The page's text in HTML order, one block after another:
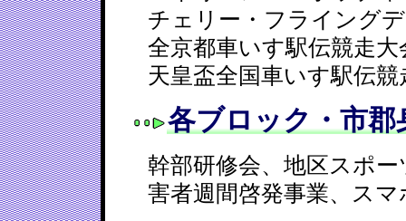
チェリー・フライング
全京都車いす駅伝競走
天皇盃全国車いす駅伝競
各ブロック・市郡
幹部研修会、地区スポ
害者週間啓発事業、スマ